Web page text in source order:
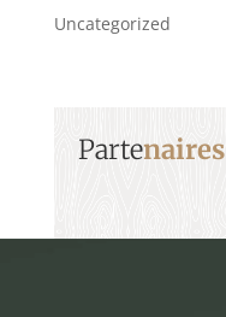
Uncategorized
Partenaires